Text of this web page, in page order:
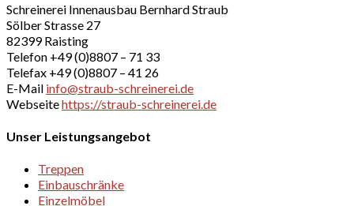
Schreinerei Innenausbau Bernhard Straub
Sölber Strasse 27
82399 Raisting
Telefon +49 (0)8807 – 71 33
Telefax +49 (0)8807 – 41 26
E-Mail info@straub-schreinerei.de
Webseitehttps://straub-schreinerei.de
Unser Leistungsangebot
Treppen
Einbauschränke
Einzelmöbel